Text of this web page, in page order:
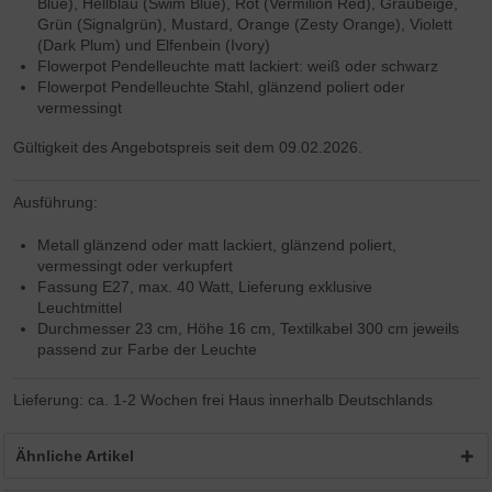
Blue), Hellblau (Swim Blue), Rot (Vermilion Red), Graubeige,
Grün (Signalgrün), Mustard, Orange (Zesty Orange), Violett
(Dark Plum) und Elfenbein (Ivory)
Flowerpot Pendelleuchte matt lackiert: weiß oder schwarz
Flowerpot Pendelleuchte Stahl, glänzend poliert oder
vermessingt
Gültigkeit des Angebotspreis seit dem 09.02.2026.
Ausführung:
Metall glänzend oder matt lackiert, glänzend poliert,
vermessingt oder verkupfert
Fassung E27, max. 40 Watt, Lieferung exklusive
Leuchtmittel
Durchmesser 23 cm, Höhe 16 cm, Textilkabel 300 cm jeweils
passend zur Farbe der Leuchte
Lieferung: ca. 1-2 Wochen frei Haus innerhalb Deutschlands
Ähnliche Artikel